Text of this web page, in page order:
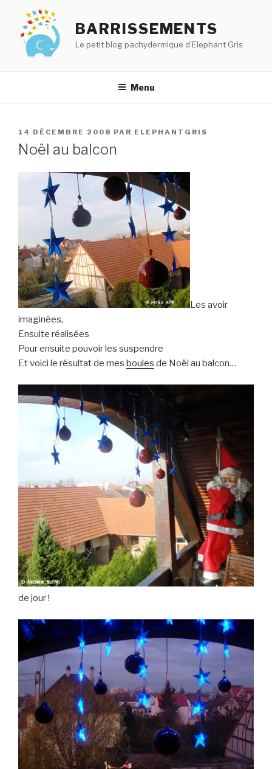
contenu
principal
BARRISSEMENTS
Le petit blog pachydermique d'Elephant Gris
Menu
PUBLIÉ
LE
14 DÉCEMBRE 2008 PAR ELEPHANTGRIS
Noël au balcon
Les avoir
imaginées,
Ensuite réalisées
Pour ensuite pouvoir les suspendre
Et voici le résultat de mes boules de Noël au balcon…
de jour !